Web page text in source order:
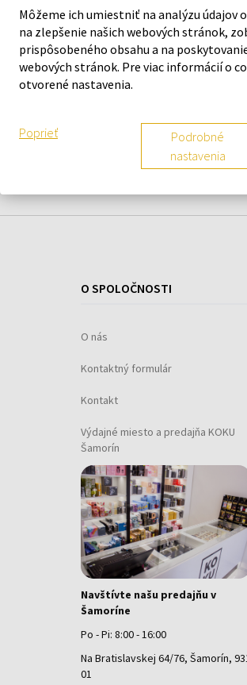
ZLOŽKA VÔNE
O SPOLOČNOSTI
O nás
Kontaktný formulár
Kontakt
Výdajné miesto a predajňa KOKU
Šamorín
Navštívte našu predajňu v
Šamoríne
Po - Pi: 8:00 - 16:00
Na Bratislavskej 64/76, Šamorín,
01
Môžeme ich umiestniť na analýzu údajov
na zlepšenie našich webových stránok,
prispôsobeného obsahu a na
webových stránok. Pre viac informácií o
otvorené nastavenia.
Poprieť
Podrobné
nastavenia